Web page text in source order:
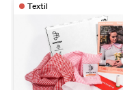
Textil